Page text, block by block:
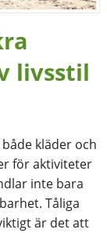
livsstil
kläder och
för aktiviteter
inte bara
Tåliga
är det att